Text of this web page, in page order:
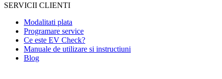
SERVICII CLIENTI
Modalitati plata
Programare service
Ce este EV Check?
Manuale de utilizare si instructiuni
Blog